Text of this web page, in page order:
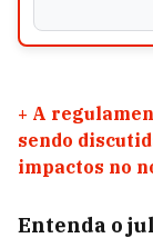
+ A
sendo
impactos no
Entenda o